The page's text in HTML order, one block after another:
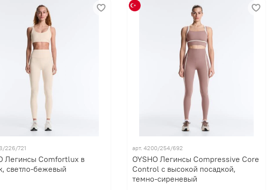
226/721
Легинсы Comfortlux в
светло-бежевый
арт. 4200/254/692
OYSHO Легинсы Compressive Core
Control с высокой посадкой,
темно-сиреневый